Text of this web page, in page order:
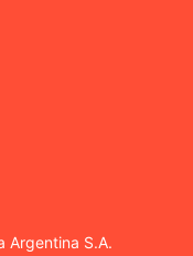
Argentina S.A.